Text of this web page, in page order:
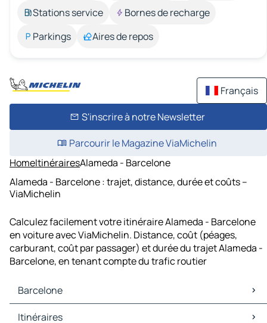
Stations service
Bornes de recharge
Parkings
Aires de repos
Français
S'inscrire à notre Newsletter
Parcourir le Magazine ViaMichelin
HomeItinérairesAlameda - Barcelone
Alameda - Barcelone : trajet, distance, durée et coûts –
ViaMichelin
Calculez facilement votre itinéraire Alameda - Barcelone
en voiture avec ViaMichelin. Distance, coût (péages,
carburant, coût par passager) et durée du trajet Alameda -
Barcelone, en tenant compte du trafic routier
Barcelone
Barcelone Cartes et plans
Itinéraires